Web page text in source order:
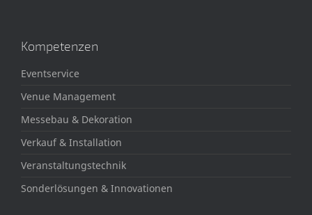
Kompetenzen
Eventservice
Venue Management
Messebau & Dekoration
Verkauf & Installation
Veranstaltungstechnik
Sonderlösungen & Innovationen